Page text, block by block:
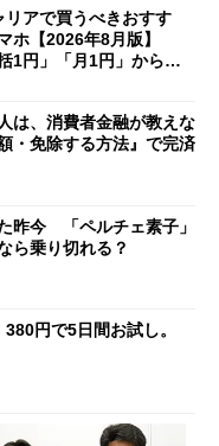
リアで買うべきおすす
ホ【2026年8月版】
括1円」「月1円」からお
は、消費者金融が教えな
・免除する方法』で完済
昨今 「ペルチェ素子」
ら乗り切れる？
円で5日間お試し。